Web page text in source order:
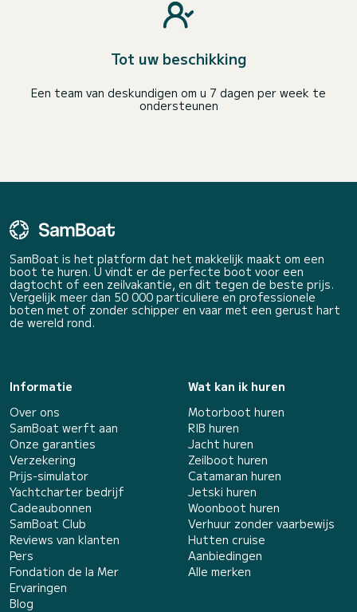
Tot uw beschikking
Een team van deskundigen om u 7 dagen per week te
ondersteunen
SamBoat is het platform dat het makkelijk maakt om een
boot te huren. U vindt er de perfecte boot voor een
dagtocht of een zeilvakantie, en dit tegen de beste prijs.
Vergelijk meer dan 50 000 particuliere en professionele
boten met of zonder schipper en vaar met een gerust hart
de wereld rond.
Informatie
Over ons
SamBoat werft aan
Onze garanties
Verzekering
Prijs-simulator
Yachtcharter bedrijf
Cadeaubonnen
SamBoat Club
Reviews van klanten
Pers
Fondation de la Mer
Ervaringen
Blog
Wat kan ik huren
Motorboot huren
RIB huren
Jacht huren
Zeilboot huren
Catamaran huren
Jetski huren
Woonboot huren
Verhuur zonder vaarbewijs
Hutten cruise
Aanbiedingen
Alle merken